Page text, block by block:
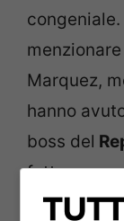
Marquez,
hanno
boss del
fatto una
tutto e ha